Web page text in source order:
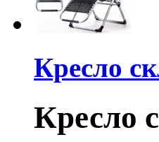
Кресло
Кресло